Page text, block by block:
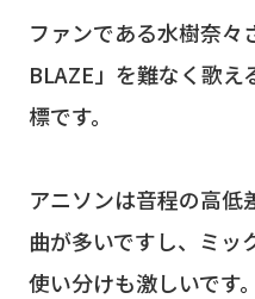
ファンである水樹奈々
BLAZE」を難なく歌
標です。
アニソンは音程の高低
曲が多いですし、ミッ
使い分けも激しいです。